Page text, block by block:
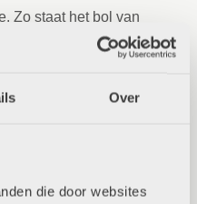
Over
die door websites
Zo staat het bol van
beer naar de rand van
steeds abstractere
naar de rand van verveling,